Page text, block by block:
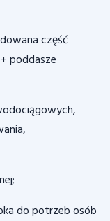
część
poddasze
do potrzeb osób